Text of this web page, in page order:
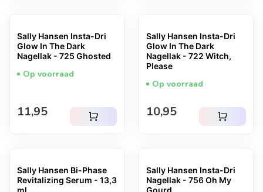
Sally Hansen Insta-Dri
Glow In The Dark
Nagellak - 725 Ghosted
Op voorraad
Normale prijs
11,95 shopping_cart
Sally Hansen Insta-Dri
Glow In The Dark
Nagellak - 722 Witch,
Please
Op voorraad
Normale prijs
10,95 shopping_cart
Sally Hansen Bi-Phase
Revitalizing Serum - 13,3
Sally Hansen Insta-Dri
Nagellak - 756 Oh My